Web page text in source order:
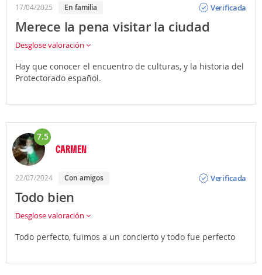
17/04/2025 En familia
Verificada
Merece la pena visitar la ciudad
Desglose valoración
Hay que conocer el encuentro de culturas, y la historia del
Protectorado español.
7.5
CARMEN
22/07/2024 Con amigos
Verificada
Todo bien
Desglose valoración
Todo perfecto, fuimos a un concierto y todo fue perfecto